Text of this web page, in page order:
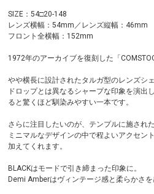
SIZE：54□20-148
レンズ横幅：54mm／レンズ縦幅：46mm
フロント全横幅：152mm
1972年のアーカイブを復刻した「
やや横長に設計されたタルガ型のレンズシ
ドロップとは異なるシャープな印象を演出
ると驚くほど馴染みやすい一本です。
さらに注目したいのが、テンプルに施され
ミニマルなデザインの中で程よいアクセン
加えてくれます。
BLACKはモードで引き締まった印象に。
Demi Amberはヴィンテージ感と柔らかさ